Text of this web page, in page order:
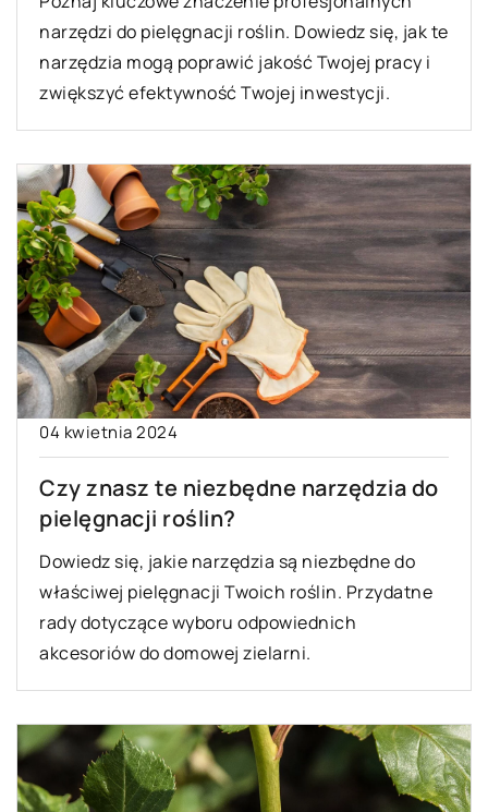
narzędzi do pielęgnacji roślin. Dowiedz się, jak te
narzędzia mogą poprawić jakość Twojej pracy i
zwiększyć efektywność Twojej inwestycji.
04 kwietnia 2024
Czy znasz te niezbędne narzędzia do
pielęgnacji roślin?
Dowiedz się, jakie narzędzia są niezbędne do
właściwej pielęgnacji Twoich roślin. Przydatne
rady dotyczące wyboru odpowiednich
akcesoriów do domowej zielarni.